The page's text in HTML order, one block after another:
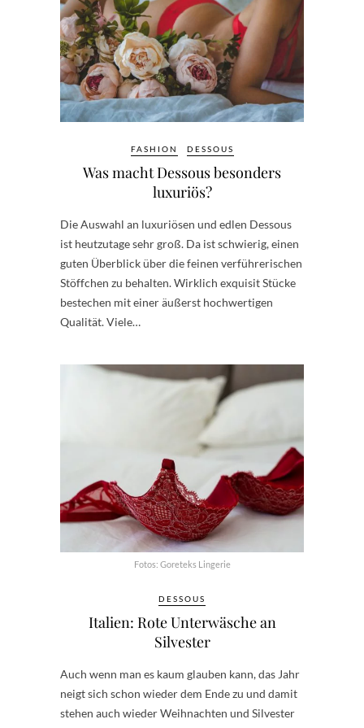
FASHION DESSOUS
Was macht Dessous besonders
luxuriös?
Die Auswahl an luxuriösen und edlen Dessous
ist heutzutage sehr groß. Da ist schwierig, einen
guten Überblick über die feinen verführerischen
Stöffchen zu behalten. Wirklich exquisit Stücke
bestechen mit einer äußerst hochwertigen
Qualität. Viele…
Fotos: Goreteks Lingerie
DESSOUS
Italien: Rote Unterwäsche an
Silvester
Auch wenn man es kaum glauben kann, das Jahr
neigt sich schon wieder dem Ende zu und damit
stehen auch wieder Weihnachten und Silvester